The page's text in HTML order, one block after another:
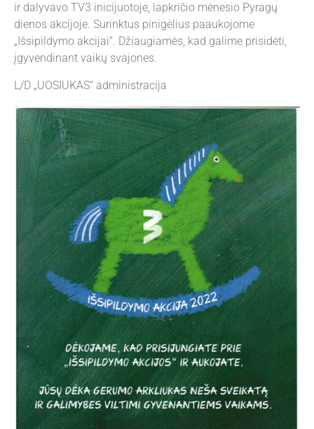
ir dalyvavo TV3 inicijuotoje, lapkričio mėnesio Pyragų
dienos akcijoje. Surinktus pinigėlius paaukojome
„Išsipildymo akcijai“. Džiaugiamės, kad galime prisidėti,
įgyvendinant vaikų svajones.
L/D „UOSIUKAS“ administracija